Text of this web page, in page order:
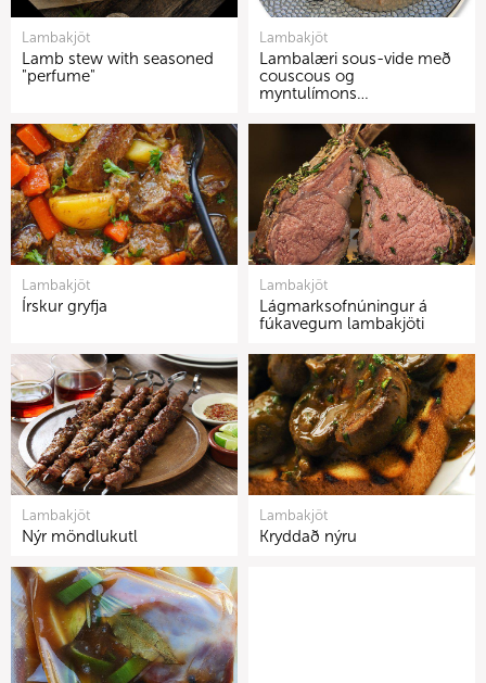
Lambakjöt
Lamb stew with seasoned
"perfume"
Lambakjöt
Lambalæri sous-vide með
couscous og
myntulímons…
Lambakjöt
Írskur gryfja
Lambakjöt
Lágmarksofnúningur á
fúkavegum lambakjöti
Lambakjöt
Nýr möndlukutl
Lambakjöt
Kryddað nýru